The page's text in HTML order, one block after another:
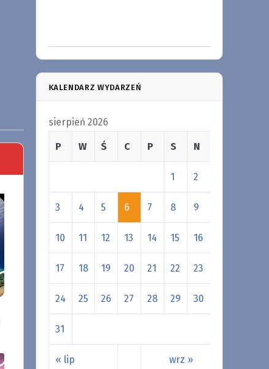
KALENDARZ WYDARZEŃ
sierpień 2026
P W Ś C P S N
« lip wrz »
1 2
3 4 5 6 7 8 9
10 11 12 13 14 15 16
17 18 19 20 21 22 23
24 25 26 27 28 29 30
31